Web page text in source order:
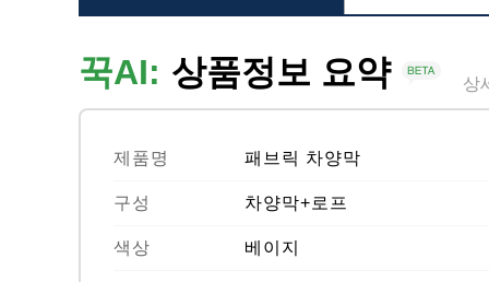
꾹AI: 상품정보 요약 상
제품명 패브릭 차양막
구성 차양막+로프
색상 베이지